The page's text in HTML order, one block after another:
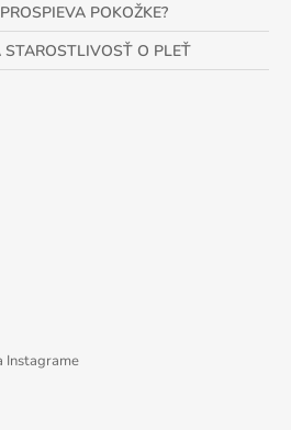
POKOŽKE?
STAROSTLIVOSŤ O PLEŤ
Instagrame